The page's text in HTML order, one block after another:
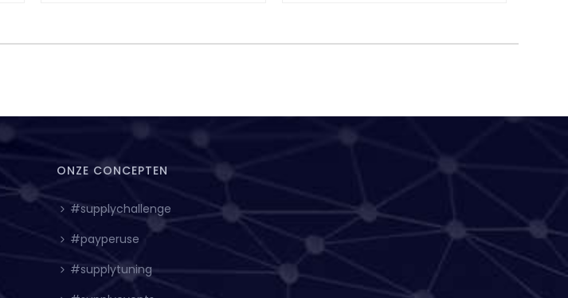
ONZE CONCEPTEN
#supplychallenge
#payperuse
#supplytuning